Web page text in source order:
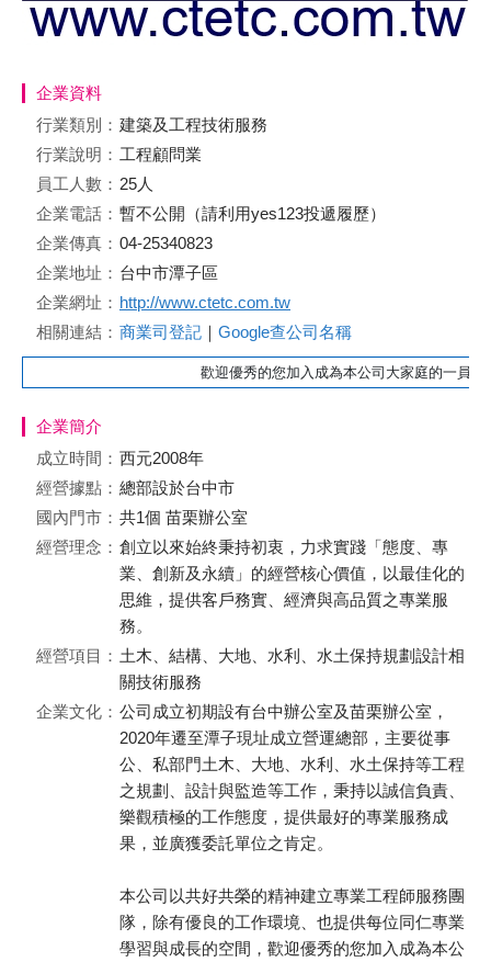
企業資料
行業類別： 建築及工程技術服務
行業說明： 工程顧問業
員工人數： 25人
企業電話： 暫不公開（請利用yes123投遞履歷）
企業傳真： 04-25340823
企業地址： 台中市潭子區
企業網址： http://www.ctetc.com.tw
相關連結： 商業司登記 ｜ Google查公司名稱
歡迎優秀的您加入成為本公司大家庭的一員。
企業簡介
成立時間： 西元2008年
經營據點： 總部設於台中市
國內門市： 共1個 苗栗辦公室
經營理念： 創立以來始終秉持初衷，力求實踐「態度、專
業、創新及永續」的經營核心價值，以最佳化的
思維，提供客戶務實、經濟與高品質之專業服
務。
經營項目： 土木、結構、大地、水利、水土保持規劃設計相
關技術服務
企業文化： 公司成立初期設有台中辦公室及苗栗辦公室，
2020年遷至潭子現址成立營運總部，主要從事
公、私部門土木、大地、水利、水土保持等工程
之規劃、設計與監造等工作，秉持以誠信負責、
樂觀積極的工作態度，提供最好的專業服務成
果，並廣獲委託單位之肯定。
本公司以共好共榮的精神建立專業工程師服務團
隊，除有優良的工作環境、也提供每位同仁專業
學習與成長的空間，歡迎優秀的您加入成為本公